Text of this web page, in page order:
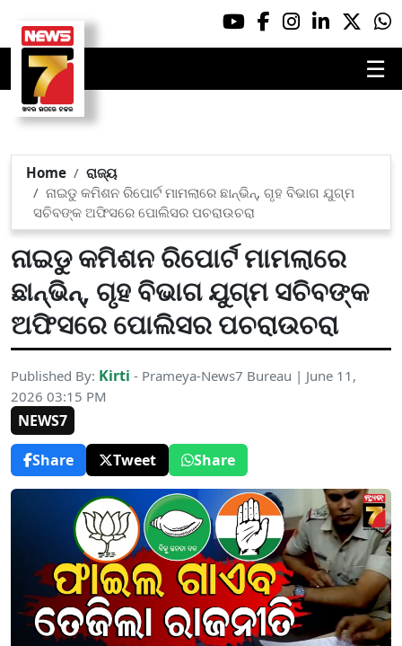
☰
Home
ରାଜ୍ୟ
ନାଇଡୁ କମିଶନ ରିପୋର୍ଟ ମାମଲାରେ ଛାନ୍‌ଭିନ୍‌, ଗୃହ ବିଭାଗ ଯୁଗ୍ମ
ସଚିବଙ୍କ ଅଫିସରେ ପୋଲିସର ପଚରାଉଚରା
ନାଇଡୁ କମିଶନ ରିପୋର୍ଟ ମାମଲାରେ
ଛାନ୍‌ଭିନ୍‌, ଗୃହ ବିଭାଗ ଯୁଗ୍ମ ସଚିବଙ୍କ
ଅଫିସରେ ପୋଲିସର ପଚରାଉଚରା
Published By: Kirti - Prameya-News7 Bureau | June 11,
2026 03:15 PM
NEWS7
Share
Tweet Share